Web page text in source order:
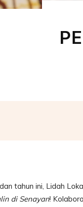
tahun ini, Lidah
di Senayan!